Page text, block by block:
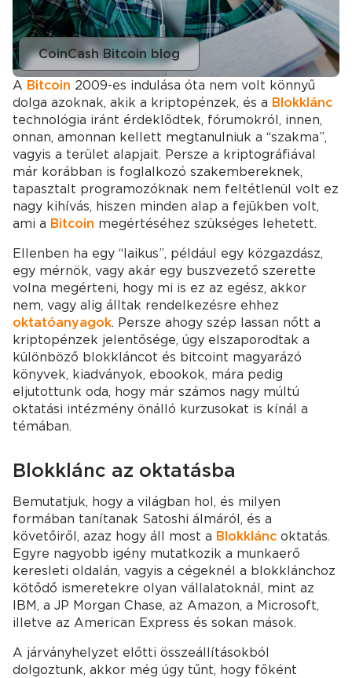
CoinCash Bitcoin blog
A Bitcoin 2009-es indulása óta nem volt könnyű
dolga azoknak, akik a kriptopénzek, és a Blokklánc
technológia iránt érdeklődtek, fórumokról, innen,
onnan, amonnan kellett megtanulniuk a “szakma”,
vagyis a terület alapjait. Persze a kriptográfiával
már korábban is foglalkozó szakembereknek,
tapasztalt programozóknak nem feltétlenül volt ez
nagy kihívás, hiszen minden alap a fejükben volt,
ami a Bitcoin megértéséhez szükséges lehetett.
Ellenben ha egy “laikus”, például egy közgazdász,
egy mérnök, vagy akár egy buszvezető szerette
volna megérteni, hogy mi is ez az egész, akkor
nem, vagy alig álltak rendelkezésre ehhez
oktatóanyagok. Persze ahogy szép lassan nőtt a
kriptopénzek jelentősége, úgy elszaporodtak a
különböző blokkláncot és bitcoint magyarázó
könyvek, kiadványok, ebookok, mára pedig
eljutottunk oda, hogy már számos nagy múltú
oktatási intézmény önálló kurzusokat is kínál a
témában.
Blokklánc az oktatásba
Bemutatjuk, hogy a világban hol, és milyen
formában tanítanak Satoshi álmáról, és a
követőiről, azaz hogy áll most a Blokklánc oktatás.
Egyre nagyobb igény mutatkozik a munkaerő
keresleti oldalán, vagyis a cégeknél a blokklánchoz
kötődő ismeretekre olyan vállalatoknál, mint az
IBM, a JP Morgan Chase, az Amazon, a Microsoft,
illetve az American Express és sokan mások.
A járványhelyzet előtti összeállításokból
dolgoztunk, akkor még úgy tűnt, hogy főként